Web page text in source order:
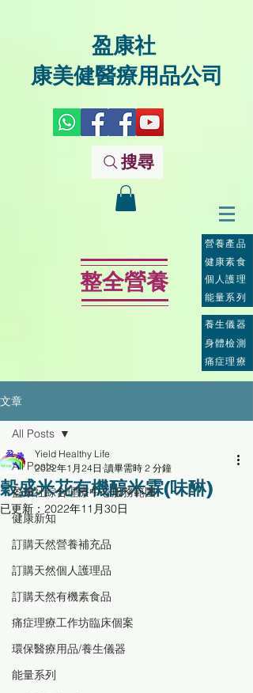
盈康社
康美健醫療用品公司
搜尋
整全營養
營養產品
個人護理
能量系列
健康素食
養生儀器
身體檢測
痛症理療
文章
All Posts
盈康社綜合理療中心服務範圍
健康新知
訂購天然營養補充品
訂購天然個人護理品
訂購天然有機素食品
痛症理療工作坊臨床個案
環保醫療用品/養生儀器
能量系列
All Posts
穀盛米花有機醇米霖(味醂)
Yield Healthy Life
2022年1月24日 讀畢需時 2 分鐘
已更新： 2022年11月30日